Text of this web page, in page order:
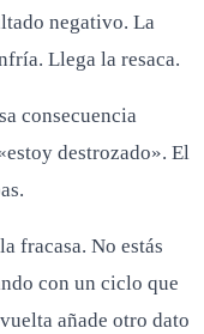
negativo. La
Llega la resaca.
consecuencia
destrozado». El
fracasa. No estás
con un ciclo que
añade otro dato